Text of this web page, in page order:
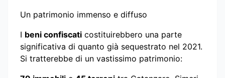
Un patrimonio immenso e diffuso
I beni confiscati costituirebbero una parte
significativa di quanto già sequestrato nel 2021.
Si tratterebbe di un vastissimo patrimonio: